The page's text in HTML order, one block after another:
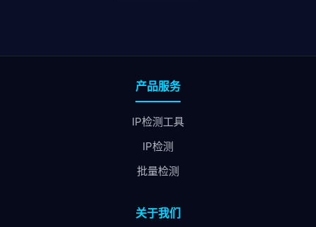
产品服务
IP检测工具
IP检测
批量检测
关于我们